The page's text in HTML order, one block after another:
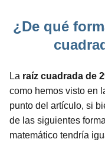
¿De qué
La raíz cuadrada de
como hemos visto en
punto del artículo, si
de las siguientes
matemático tendría